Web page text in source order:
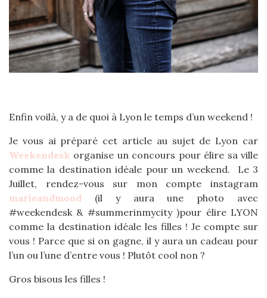
Enfin voilà, y a de quoi à Lyon le temps d’un weekend !
Je vous ai préparé cet article au sujet de Lyon car
Weekendesk organise un concours pour élire sa ville
comme la destination idéale pour un weekend. Le 3
Juillet, rendez-vous sur mon compte instagram
marieandmood (il y aura une photo avec
#weekendesk & #summerinmycity )pour élire LYON
comme la destination idéale les filles ! Je compte sur
vous ! Parce que si on gagne, il y aura un cadeau pour
l’un ou l’une d’entre vous ! Plutôt cool non ?
Gros bisous les filles !